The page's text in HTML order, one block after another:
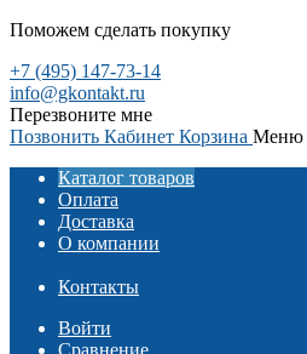
Поможем сделать покупку
+7 (495) 147-73-14
info@gkontakt.ru
Перезвоните мне
Позвонить Кабинет Корзина Меню
Каталог товаров
Оплата
Доставка
О компании
Контакты
Войти
Сравнение